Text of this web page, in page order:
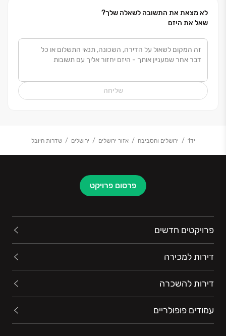
לא מצאת את התשובה לשאלה שלך?
שאל את היזם
שליחה
יד1 ירושלים והסביבה אזור ירושלים ירושלים שדרות היובל
פרסום פרויקט
פרויקטים חדשים
דירות למכירה
דירות להשכרה
עמודים פופולריים